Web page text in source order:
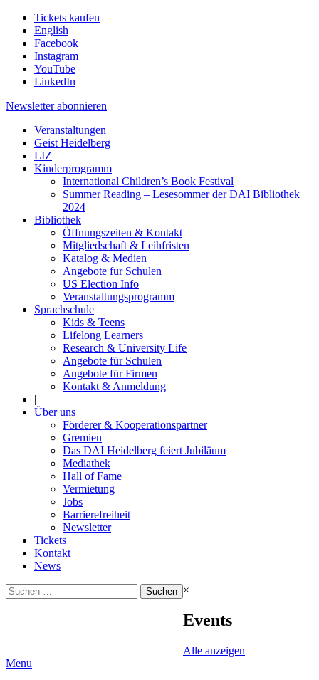
Tickets kaufen
English
Facebook
Instagram
YouTube
LinkedIn
Newsletter abonnieren
Veranstaltungen
Geist Heidelberg
LIZ
Kinderprogramm
International Children’s Book Festival
Summer Reading – Lesesommer der DAI Bibliothek
2024
Bibliothek
Öffnungszeiten & Kontakt
Mitgliedschaft & Leihfristen
Katalog & Medien
Angebote für Schulen
US Election Info
Veranstaltungsprogramm
Sprachschule
Kids & Teens
Lifelong Learners
Research & University Life
Angebote für Schulen
Angebote für Firmen
Kontakt & Anmeldung
|
Über uns
Förderer & Kooperationspartner
Gremien
Das DAI Heidelberg feiert Jubiläum
Mediathek
Hall of Fame
Vermietung
Jobs
Barrierefreiheit
Newsletter
Tickets
Kontakt
News
Suchen
nach:
×
Events
Alle anzeigen
Menu